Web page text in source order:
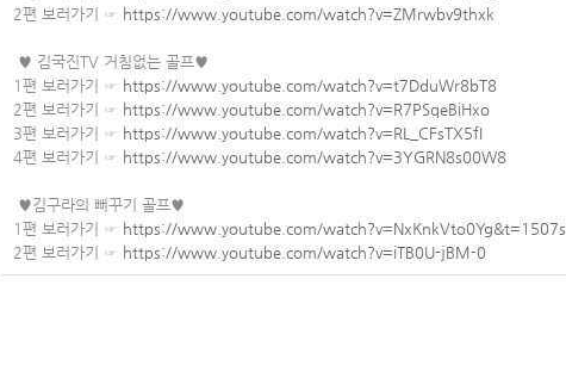
2편 보러가기 ☞ https://www.youtube.com/watch?v=ZMrwbv9thxk
♥ 김국진TV 거침없는 골프♥
1편 보러가기 ☞ https://www.youtube.com/watch?v=t7DduWr8bT8
2편 보러가기 ☞ https://www.youtube.com/watch?v=R7PSqeBiHxo
3편 보러가기 ☞ https://www.youtube.com/watch?v=RL_CFsTX5fI
4편 보러가기 ☞ https://www.youtube.com/watch?v=3YGRN8s00W8
♥김구라의 뻐꾸기 골프♥
1편 보러가기 ☞ https://www.youtube.com/watch?v=NxKnkVto0Yg&t=1507s
2편 보러가기 ☞ https://www.youtube.com/watch?v=iTB0U-jBM-0